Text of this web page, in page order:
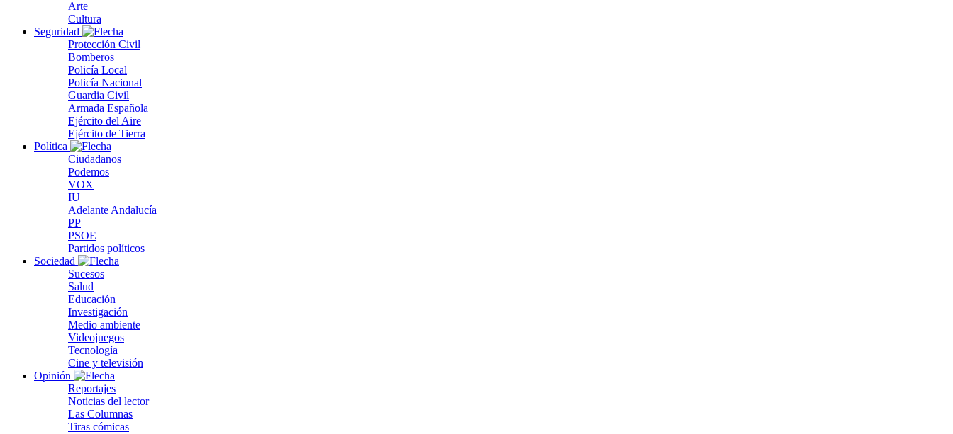
Arte
Cultura
Seguridad
Protección Civil
Bomberos
Policía Local
Policía Nacional
Guardia Civil
Armada Española
Ejército del Aire
Ejército de Tierra
Política
Ciudadanos
Podemos
VOX
IU
Adelante Andalucía
PP
PSOE
Partidos políticos
Sociedad
Sucesos
Salud
Educación
Investigación
Medio ambiente
Videojuegos
Tecnología
Cine y televisión
Opinión
Reportajes
Noticias del lector
Las Columnas
Tiras cómicas